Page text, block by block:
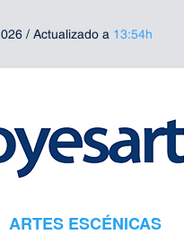
/ Actualizado a 13:54h
ARTES ESCÉNICAS